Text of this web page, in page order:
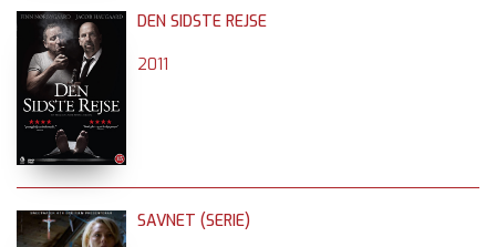
DEN SIDSTE REJSE
2011
SAVNET (SERIE)